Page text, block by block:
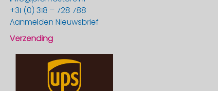
+31 (0) 318 – 728 788
Aanmelden Nieuwsbrief
Verzending